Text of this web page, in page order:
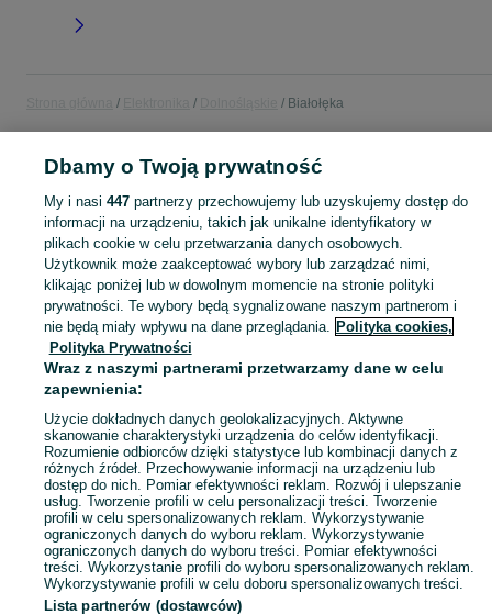
Białołęka
ELEKTRONIKA
KATEGORIA
Zobacz
Mapa kategorii
Mapa miejscowości
Mapa ministron
Popularne wyszukiwania
Dbamy o Twoją prywatność
My i nasi 447partnerzy przechowujemy lub uzyskujemy dostęp do
informacji na urządzeniu, takich jak unikalne identyfikatory w
plikach cookie w celu przetwarzania danych osobowych.
Użytkownik może zaakceptować wybory lub zarządzać nimi,
klikając poniżej lub w dowolnym momencie na stronie polityki
prywatności. Te wybory będą sygnalizowane naszym partnerom i
nie będą miały wpływu na dane przeglądania. Polityka cookies,
Polityka Prywatności
Wraz z naszymi partnerami przetwarzamy dane w celu
zapewnienia:
Użycie dokładnych danych geolokalizacyjnych. Aktywne
skanowanie charakterystyki urządzenia do celów identyfikacji.
Rozumienie odbiorców dzięki statystyce lub kombinacji danych z
różnych źródeł. Przechowywanie informacji na urządzeniu lub
dostęp do nich. Pomiar efektywności reklam. Rozwój i ulepszanie
usług. Tworzenie profili w celu personalizacji treści. Tworzenie
profili w celu spersonalizowanych reklam. Wykorzystywanie
ograniczonych danych do wyboru reklam. Wykorzystywanie
ograniczonych danych do wyboru treści. Pomiar efektywności
treści. Wykorzystanie profili do wyboru spersonalizowanych reklam.
Wykorzystywanie profili w celu doboru spersonalizowanych treści.
Lista partnerów (dostawców)